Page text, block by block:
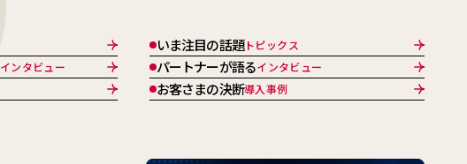
いま注目の話題トピックス
インタビュー パートナーが語るインタビュー
お客さまの決断導入事例